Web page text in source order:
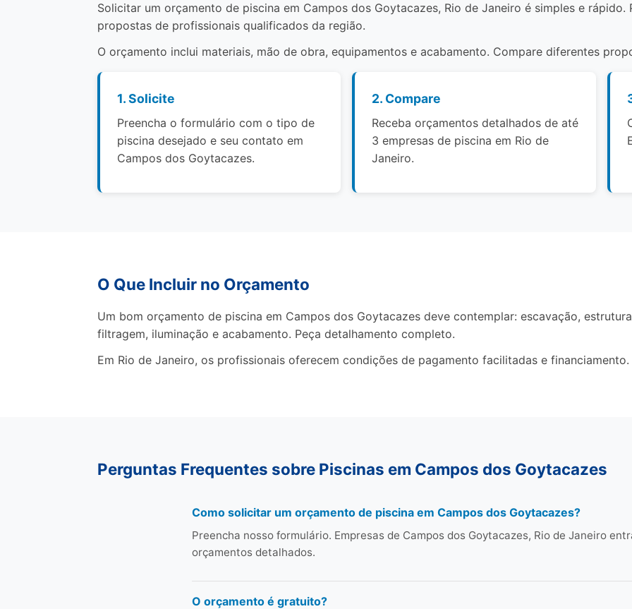
Solicitar um orçamento de piscina em Campos dos Goytacazes, Rio de Janeiro é simples e
propostas de profissionais qualificados da região.
O orçamento inclui materiais, mão de obra, equipamentos e acabamento. Compare diferentes
1. Solicite
Preencha o formulário com o tipo de
piscina desejado e seu contato em
Campos dos Goytacazes.
2. Compare
Receba orçamentos detalhados de até
3 empresas de piscina em Rio de
Janeiro.
O Que Incluir no Orçamento
Um bom orçamento de piscina em Campos dos Goytacazes deve contemplar: escavação,
filtragem, iluminação e acabamento. Peça detalhamento completo.
Em Rio de Janeiro, os profissionais oferecem condições de pagamento facilitadas e financiamento.
Perguntas Frequentes sobre Piscinas em Campos dos Goytacazes
Como solicitar um orçamento de piscina em Campos dos Goytacazes?
Preencha nosso formulário. Empresas de Campos dos Goytacazes, Rio de Janeiro
orçamentos detalhados.
O orçamento é gratuito?